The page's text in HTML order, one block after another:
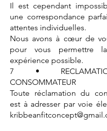
Il est cependant
une correspondance
attentes individuelles.
Nous avons à cœur de
pour vous permettre
expérience possible.
7 •
CONSOMMATEUR
Toute réclamation du
est à adresser par voie